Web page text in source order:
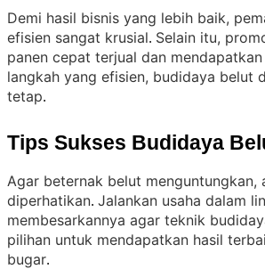
Demi hasil bisnis yang lebih baik,
efisien sangat krusial. Selain itu,
panen cepat terjual dan
langkah yang efisien, budidaya belut
tetap.
Tips Sukses Budidaya
Agar beternak belut menguntungkan,
diperhatikan. Jalankan usaha dalam
membesarkannya agar teknik
pilihan untuk mendapatkan hasil
bugar.